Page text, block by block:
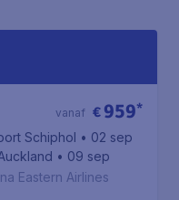
€ 959*
vanaf
Schiphol • 02 sep
• 09 sep
Eastern Airlines